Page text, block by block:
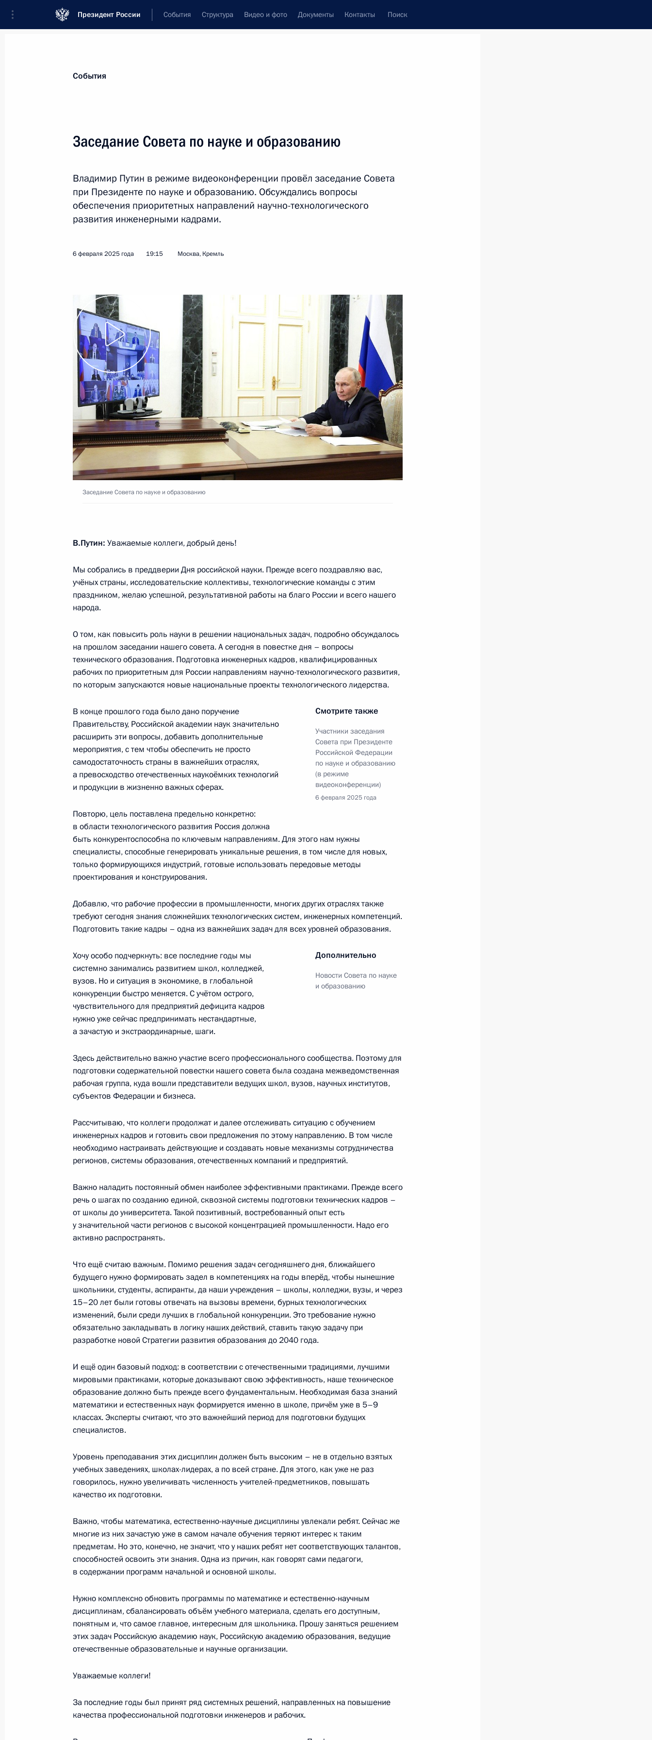
Президент России События Структура Видео и фото Документы Контакты Поиск
Лента событий Подписаться на ленту
Совещание с членами Правительства
Фальковым
9 июня 2026 года, 14:05
Заседание Совета по реализации госполитики в сфере
поддержки русского языка и языков народов России
2 июня 2026 года, 17:10
Заседание Межведомственной комиссии по историческому
просвещению
3 марта 2026 года, 17:45
Заседание наблюдательного совета АНО «Россия – страна
возможностей»
27 мая 2025 года, 15:45
Совещание с членами Правительства
22 мая 2025 года, 18:45
Заседание Совета по науке и образованию
6 февраля 2025 года, 19:15
Заседание комиссии Государственного Совета по направлению
«Туризм»
Совещание с членами Правительства
16 октября 2024 года, 17:50
Открытие объектов социальной инфраструктуры в новых
регионах
30 сентября 2024 года, 15:10
Встреча с Министром науки и высшего образования Валерием
Фальковым
1 июля 2024 года, 13:15
Российской Федерации и директоров служб
14 мая 2024 года, 21:25
Совещание с членами Правительства
4 апреля 2024 года, 19:10
Совещание по вопросам социально-экономического развития
Смоленской области
9 сентября 2023 года, 16:05
Заседание Совета по науке и образованию
8 февраля 2023 года, 18:50
Встреча с Министром науки и высшего образования Валерием
Фальковым
Совещание с членами Правительства
31 августа 2022 года, 18:05
Заседание Совета по стратегическому развитию
и национальным проектам
18 июля 2022 года, 16:50
Совещание с членами Правительства
8 июля 2022 года, 16:40
Показать предыдущие материалы
26 июля 2026 года
События
Заседание Совета по науке и образованию
Владимир Путин в режиме видеоконференции провёл заседание Совета
при Президенте по науке и образованию. Обсуждались вопросы
обеспечения приоритетных направлений научно-технологического
развития инженерными кадрами.
6 февраля 2025 года 19:15 Москва, Кремль
Заседание Совета по науке и образованию
В.Путин: Уважаемые коллеги, добрый день!
Мы собрались в преддверии Дня российской науки. Прежде всего поздравляю вас,
учёных страны, исследовательские коллективы, технологические команды с этим
праздником, желаю успешной, результативной работы на благо России и всего нашего
народа.
О том, как повысить роль науки в решении национальных задач, подробно обсуждалось
на прошлом заседании нашего совета. А сегодня в повестке дня – вопросы
технического образования. Подготовка инженерных кадров, квалифицированных
рабочих по приоритетным для России направлениям научно-технологического развития,
по которым запускаются новые национальные проекты технологического лидерства.
Смотрите также
Участники заседания
Совета при Президенте
Российской Федерации
по науке и образованию
(в режиме
видеоконференции)
6 февраля 2025 года
В конце прошлого года было дано поручение
Правительству, Российской академии наук значительно
расширить эти вопросы, добавить дополнительные
мероприятия, с тем чтобы обеспечить не просто
самодостаточность страны в важнейших отраслях,
а превосходство отечественных наукоёмких технологий
и продукции в жизненно важных сферах.
Повторю, цель поставлена предельно конкретно:
в области технологического развития Россия должна
быть конкурентоспособна по ключевым направлениям. Для этого нам нужны
специалисты, способные генерировать уникальные решения, в том числе для новых,
только формирующихся индустрий, готовые использовать передовые методы
проектирования и конструирования.
Добавлю, что рабочие профессии в промышленности, многих других отраслях также
требуют сегодня знания сложнейших технологических систем, инженерных компетенций.
Подготовить такие кадры – одна из важнейших задач для всех уровней образования.
Дополнительно
Новости Совета по науке
и образованию
Хочу особо подчеркнуть: все последние годы мы
системно занимались развитием школ, колледжей,
вузов. Но и ситуация в экономике, в глобальной
конкуренции быстро меняется. С учётом острого,
чувствительного для предприятий дефицита кадров
нужно уже сейчас предпринимать нестандартные,
а зачастую и экстраординарные, шаги.
Здесь действительно важно участие всего профессионального сообщества. Поэтому для
подготовки содержательной повестки нашего совета была создана межведомственная
рабочая группа, куда вошли представители ведущих школ, вузов, научных институтов,
субъектов Федерации и бизнеса.
Рассчитываю, что коллеги продолжат и далее отслеживать ситуацию с обучением
инженерных кадров и готовить свои предложения по этому направлению. В том числе
необходимо настраивать действующие и создавать новые механизмы сотрудничества
регионов, системы образования, отечественных компаний и предприятий.
Важно наладить постоянный обмен наиболее эффективными практиками. Прежде всего
речь о шагах по созданию единой, сквозной системы подготовки технических кадров –
от школы до университета. Такой позитивный, востребованный опыт есть
у значительной части регионов с высокой концентрацией промышленности. Надо его
активно распространять.
Что ещё считаю важным. Помимо решения задач сегодняшнего дня, ближайшего
будущего нужно формировать задел в компетенциях на годы вперёд, чтобы нынешние
школьники, студенты, аспиранты, да наши учреждения – школы, колледжи, вузы, и через
15–20 лет были готовы отвечать на вызовы времени, бурных технологических
изменений, были среди лучших в глобальной конкуренции. Это требование нужно
обязательно закладывать в логику наших действий, ставить такую задачу при
разработке новой Стратегии развития образования до 2040 года.
И ещё один базовый подход: в соответствии с отечественными традициями, лучшими
мировыми практиками, которые доказывают свою эффективность, наше техническое
образование должно быть прежде всего фундаментальным. Необходимая база знаний
математики и естественных наук формируется именно в школе, причём уже в 5–9
классах. Эксперты считают, что это важнейший период для подготовки будущих
специалистов.
Уровень преподавания этих дисциплин должен быть высоким – не в отдельно взятых
учебных заведениях, школах-лидерах, а по всей стране. Для этого, как уже не раз
говорилось, нужно увеличивать численность учителей-предметников, повышать
качество их подготовки.
Важно, чтобы математика, естественно-научные дисциплины увлекали ребят. Сейчас же
многие из них зачастую уже в самом начале обучения теряют интерес к таким
предметам. Но это, конечно, не значит, что у наших ребят нет соответствующих талантов,
способностей освоить эти знания. Одна из причин, как говорят сами педагоги,
в содержании программ начальной и основной школы.
Нужно комплексно обновить программы по математике и естественно-научным
дисциплинам, сбалансировать объём учебного материала, сделать его доступным,
понятным и, что самое главное, интересным для школьника. Прошу заняться решением
этих задач Российскую академию наук, Российскую академию образования, ведущие
отечественные образовательные и научные организации.
Уважаемые коллеги!
За последние годы был принят ряд системных решений, направленных на повышение
качества профессиональной подготовки инженеров и рабочих.